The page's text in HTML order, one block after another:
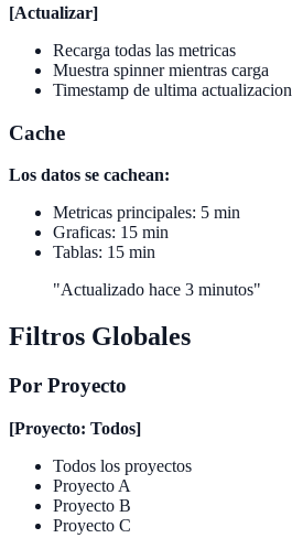
[Actualizar]
Recarga todas las metricas
Muestra spinner mientras carga
Timestamp de ultima actualizacion
Cache
Los datos se cachean:
Metricas principales: 5 min
Graficas: 15 min
Tablas: 15 min
"Actualizado hace 3 minutos"
Filtros Globales
Por Proyecto
[Proyecto: Todos]
Todos los proyectos
Proyecto A
Proyecto B
Proyecto C